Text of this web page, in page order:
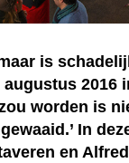
is
2016
worden is
In
en Alfred